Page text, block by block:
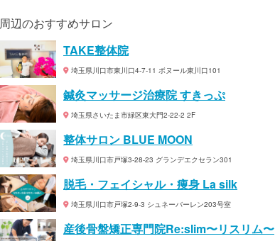
周辺のおすすめサロン
TAKE整体院
埼玉県川口市東川口4-7-11 ボヌール東川口101
鍼灸マッサージ治療院 すきっぷ
埼玉県さいたま市緑区東大門2-22-2 2F
整体サロン BLUE MOON
埼玉県川口市戸塚3-28-23 グランデエクセラン301
脱毛・フェイシャル・痩身 La silk
埼玉県川口市戸塚2-9-3 シュネーバーレン203号室
産後骨盤矯正専門院Re:slim〜リスリム〜